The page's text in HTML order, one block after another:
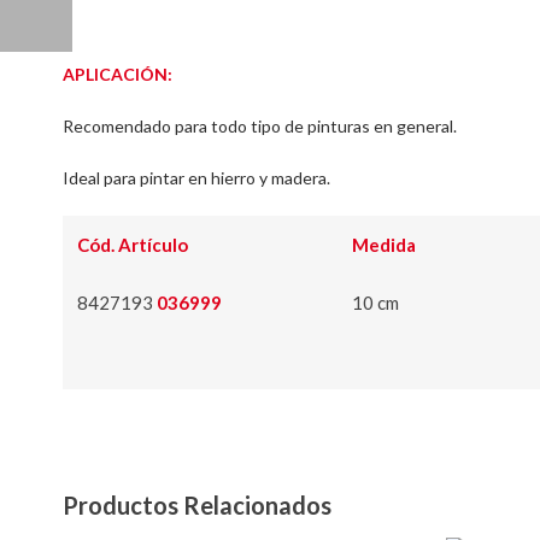
APLICACIÓN:
Recomendado para todo tipo de pinturas en general.
Ideal para pintar en hierro y madera.
Cód. Artículo Medida
8427193 036999 10 cm
Productos Relacionados